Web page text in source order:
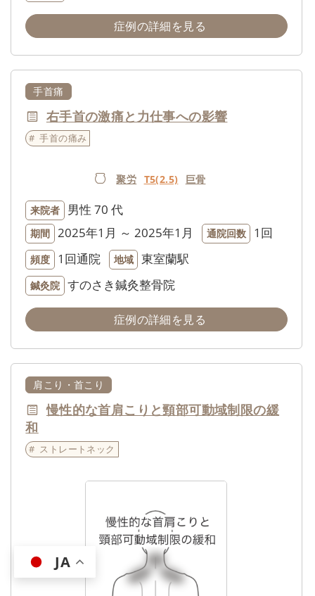
症例の詳細を見る
手首痛
右手首の激痛と力仕事への影響
手首の痛み
聚労 T5(2.5) 巨骨
来院者 男性 70 代
期間 2025年1月 ～ 2025年1月 通院回数 1回
頻度 1回通院 地域 東室蘭駅
鍼灸院 すのさき鍼灸整骨院
症例の詳細を見る
肩こり・首こり
慢性的な首肩こりと頸部可動域制限の緩
和
ストレートネック
JA